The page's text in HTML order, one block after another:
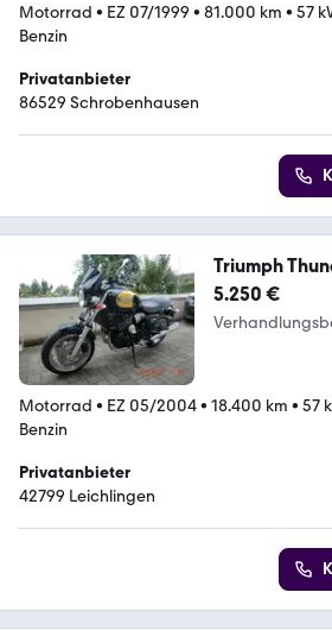
Motorrad • EZ 07/1999 • 81.000 km • 57
Benzin
Privatanbieter
86529 Schrobenhausen
Triumph
5.250 €
Motorrad • EZ 05/2004• 18.400 km • 57
Benzin
Privatanbieter
42799 Leichlingen